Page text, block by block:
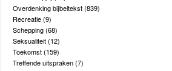
Overdenking bijbeltekst(839)
Recreatie(9)
Schepping(68)
Seksualiteit(12)
Toekomst(159)
Treffende uitspraken(7)